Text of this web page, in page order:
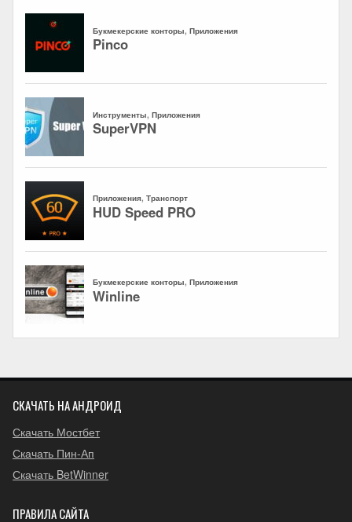
СКАЧАТЬ НА АНДРОИД
Скачать Мостбет
Скачать Пин-Ап
Скачать BetWinner
ПРАВИЛА САЙТА